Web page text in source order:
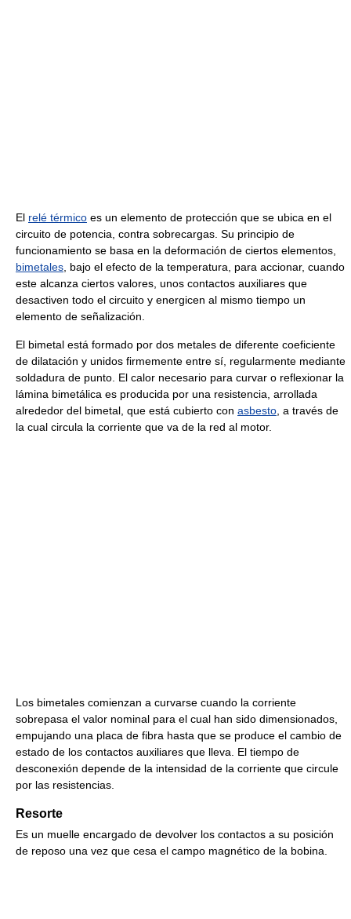
El relé térmico es un elemento de protección que se ubica en el
circuito de potencia, contra sobrecargas. Su principio de
funcionamiento se basa en la deformación de ciertos elementos,
bimetales , bajo el efecto de la temperatura, para accionar, cuando
este alcanza ciertos valores, unos contactos auxiliares que
desactiven todo el circuito y energicen al mismo tiempo un
elemento de señalización.
El bimetal está formado por dos metales de diferente coeficiente
de dilatación y unidos firmemente entre sí, regularmente mediante
soldadura de punto. El calor necesario para curvar o reflexionar la
lámina bimetálica es producida por una resistencia, arrollada
alrededor del bimetal, que está cubierto con asbesto , a través de
la cual circula la corriente que va de la red al motor.
Los bimetales comienzan a curvarse cuando la corriente
sobrepasa el valor nominal para el cual han sido dimensionados,
empujando una placa de fibra hasta que se produce el cambio de
estado de los contactos auxiliares que lleva. El tiempo de
desconexión depende de la intensidad de la corriente que circule
por las resistencias.
Resorte
Es un muelle encargado de devolver los contactos a su posición
de reposo una vez que cesa el campo magnético de la bobina.